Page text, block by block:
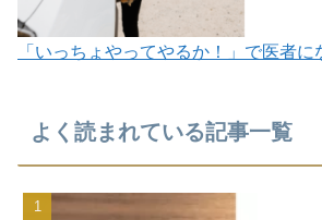
「いっちょやってやるか！」で医者に
よく読まれている記事一覧